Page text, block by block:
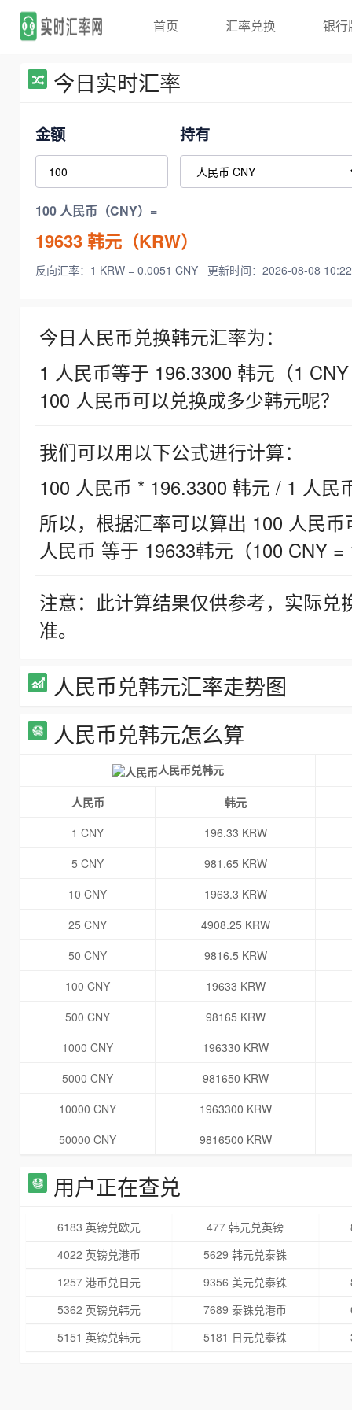
首页 汇率兑换 银行
今日实时汇率
金额 持有
100 人民币（CNY）=
19633韩元（KRW）
反向汇率：1 KRW = 0.0051 CNY 更新时间：2026-08-08
今日人民币兑换韩元汇率为：
1 人民币等于 196.3300 韩元（1
100 人民币可以兑换成多少韩元呢？
我们可以用以下公式进行计算：
100 人民币 * 196.3300 韩元 / 1 人民
所以，根据汇率可以算出 100 人民
人民币 等于 19633韩元（100 CNY =
注意：此计算结果仅供参考，实际
准。
人民币兑韩元汇率走势图
人民币兑韩元怎么算
人民币兑韩元
人民币
韩元
1 CNY
196.33 KRW
5 CNY
981.65 KRW
10 CNY
1963.3 KRW
25 CNY
4908.25 KRW
50 CNY
9816.5 KRW
100 CNY
19633 KRW
500 CNY
98165 KRW
1000 CNY
196330 KRW
5000 CNY
981650 KRW
10000 CNY
1963300 KRW
50000 CNY
9816500 KRW
用户正在查兑
6183 英镑兑欧元 477 韩元兑英镑
4022 英镑兑港币
5629 韩元兑泰铢
1257 港币兑日元
9356 美元兑泰铢
5362 英镑兑韩元
7689 泰铢兑港币
5151 英镑兑韩元
5181 日元兑泰铢